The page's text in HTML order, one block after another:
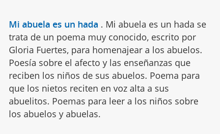
Mi abuela es un hada . Mi abuela es un hada se
trata de un poema muy conocido, escrito por
Gloria Fuertes, para homenajear a los abuelos.
Poesía sobre el afecto y las enseñanzas que
reciben los niños de sus abuelos. Poema para
que los nietos reciten en voz alta a sus
abuelitos. Poemas para leer a los niños sobre
los abuelos y abuelas.